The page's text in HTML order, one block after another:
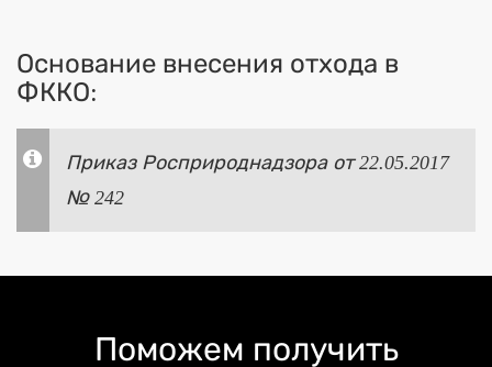
Основание внесения отхода в
ФККО:
Приказ Росприроднадзора от 22.05.2017
№ 242
Поможем получить